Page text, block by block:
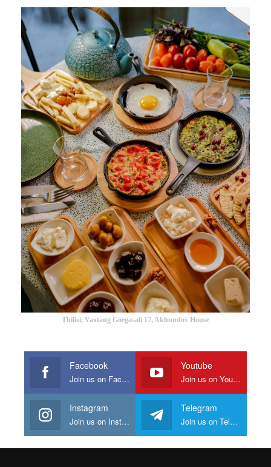
Tbilisi, Vaxtang Gorgasali 17, Akhundov House
Facebook
Join us on Facebook
Youtube
Join us on Youtube
Instagram
Join us on Instagram
Telegram
Join us on Telegram